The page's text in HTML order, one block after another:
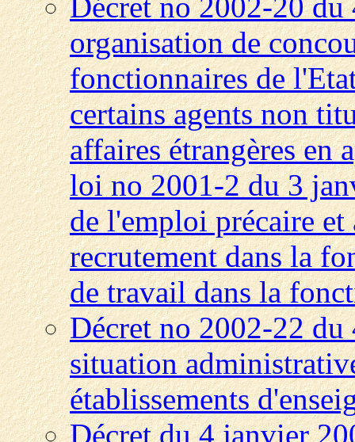
organisation de
fonctionnaires de
certains agents non
affaires étrangères en
loi no 2001-2 du 3
de l'emploi précaire
recrutement dans la
de travail dans la
Décret no 2002-22
situation
établissements
Décret du 4 janvier